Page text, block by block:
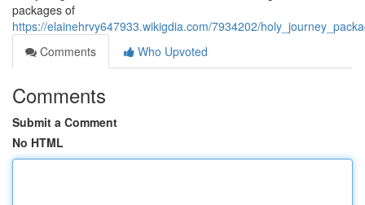
packages of
https://elainehrvy647933.wikigdia.com/7934202/
Comments
Who Upvoted
Comments
Submit a Comment
No HTML